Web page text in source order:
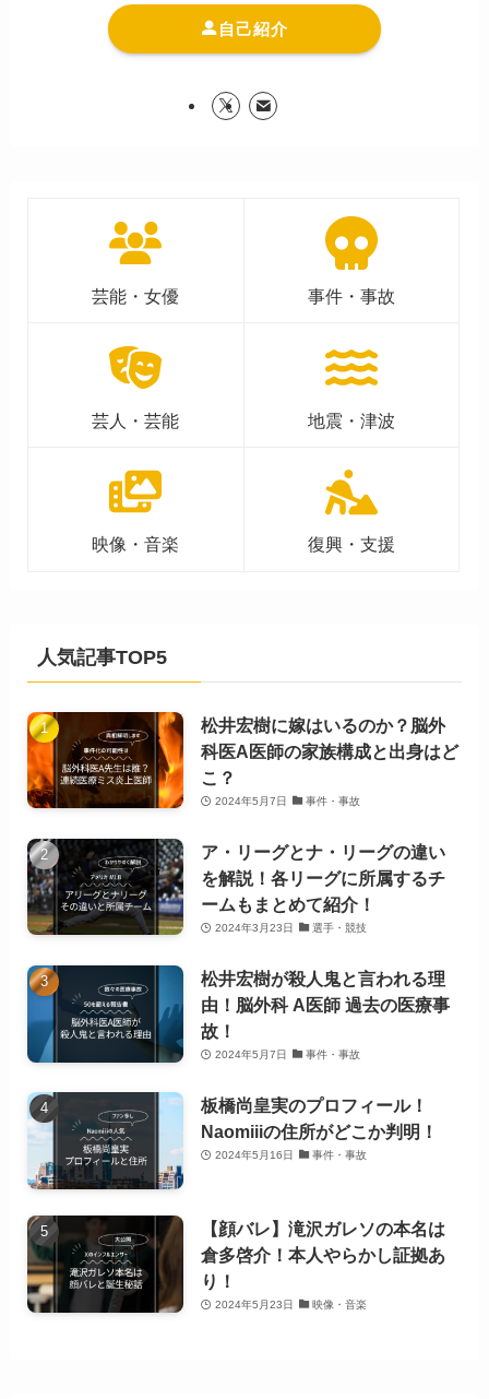
自己紹介
芸能・女優 事件・事故
芸人・芸能 地震・津波
映像・音楽 復興・支援
人気記事TOP5
松井宏樹に嫁はいるのか？脳外
科医A医師の家族構成と出身はど
こ？
2024年5月7日 事件・事故
ア・リーグとナ・リーグの違い
を解説！各リーグに所属するチ
ームもまとめて紹介！
2024年3月23日 選手・競技
松井宏樹が殺人鬼と言われる理
由！脳外科 A医師 過去の医療事
故！
2024年5月7日 事件・事故
板橋尚皇実のプロフィール！
Naomiiiの住所がどこか判明！
2024年5月16日 事件・事故
【顔バレ】滝沢ガレソの本名は
倉多啓介！本人やらかし証拠あ
り！
2024年5月23日 映像・音楽